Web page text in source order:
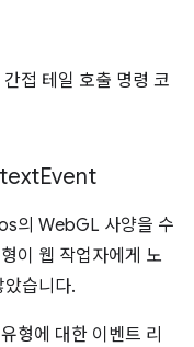
접 테일 호출 명령 코
Event
의 WebGL 사양을 수
이 웹 작업자에게 노
습니다.
형에 대한 이벤트 리